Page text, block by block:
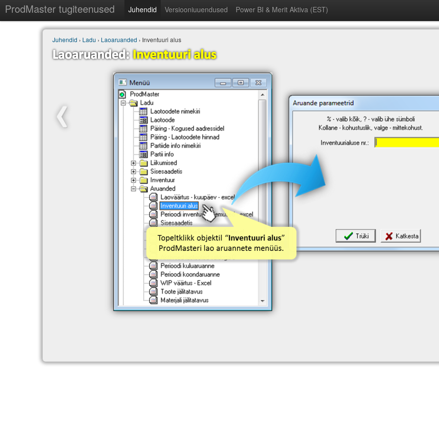
ProdMaster tugiteenused Juhendid Versiooniuuendused Power BI & Merit Aktiva (EST)
Juhendid › Ladu › Laoaruanded › Inventuuri alus